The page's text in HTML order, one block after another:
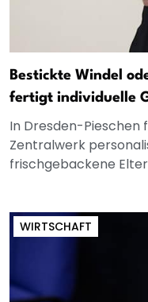
Bestickte Windel
fertigt individuelle
In Dresden-Pieschen
Zentralwerk
frischgebackene
WIRTSCHAFT